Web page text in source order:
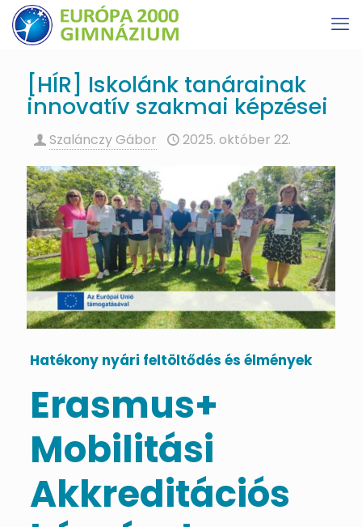
[HÍR] Iskolánk tanárainak
innovatív szakmai képzései
Szalánczy Gábor 2025. október 22.
Hatékony nyári feltöltődés és élmények
Erasmus+
Mobilitási
Akkreditációs